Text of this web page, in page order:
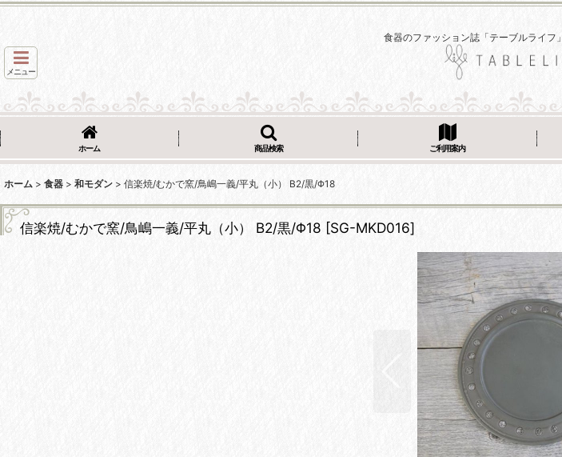
食器のファッション誌「テーブルライフ
メニュー
ホーム 商品検索 ご利用案内
ホーム > 食器 > 和モダン > 信楽焼/むかで窯/鳥嶋一義/平丸（小） B2/黒/Φ18
信楽焼/むかで窯/鳥嶋一義/平丸（小） B2/黒/Φ18 [SG-MKD016]